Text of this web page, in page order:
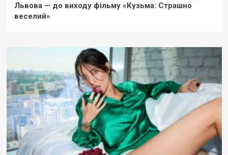
Львова — до виходу фільму «Кузьма: Страшно
веселий»